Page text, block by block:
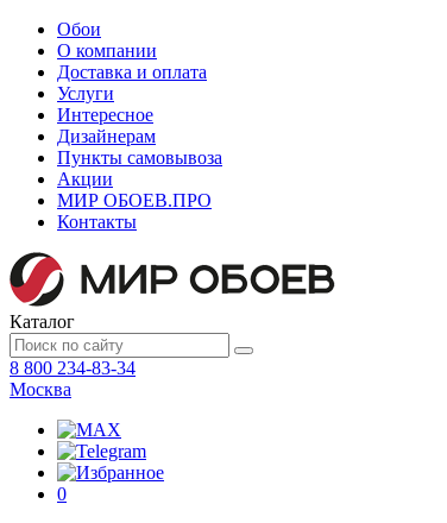
Обои
О компании
Доставка и оплата
Услуги
Интересное
Дизайнерам
Пункты самовывоза
Акции
МИР ОБОЕВ.ПРО
Контакты
Каталог
8 800 234-83-34
Москва
0